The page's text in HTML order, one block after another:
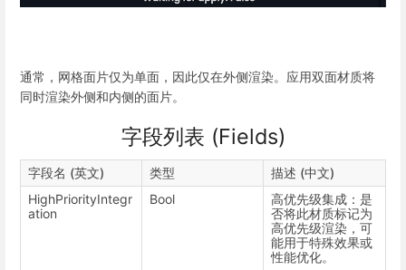
通常，网格面片仅为单面，因此仅在外侧渲染。应用双面材质将
同时渲染外侧和内侧的面片。
字段列表 (Fields)
字段名 (英文) 类型
描述 (中文)
HighPriorityIntegr
ation
Bool
高优先级集成：是
否将此材质标记为
高优先级渲染，可
能用于特殊效果或
性能优化。